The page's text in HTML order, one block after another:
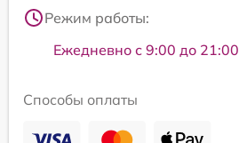
Режим работы:
Ежедневно с 9:00 до 21:00
Способы оплаты